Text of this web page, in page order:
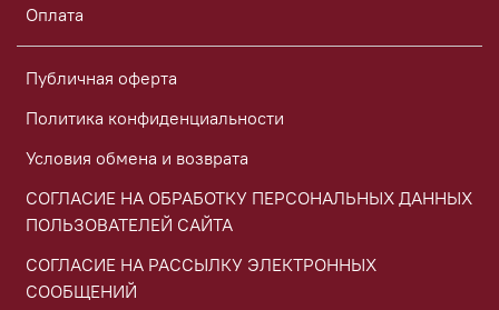
Оплата
Публичная оферта
Политика конфиденциальности
Условия обмена и возврата
СОГЛАСИЕ НА ОБРАБОТКУ ПЕРСОНАЛЬНЫХ ДАННЫХ
ПОЛЬЗОВАТЕЛЕЙ САЙТА
СОГЛАСИЕ НА РАССЫЛКУ ЭЛЕКТРОННЫХ
СООБЩЕНИЙ